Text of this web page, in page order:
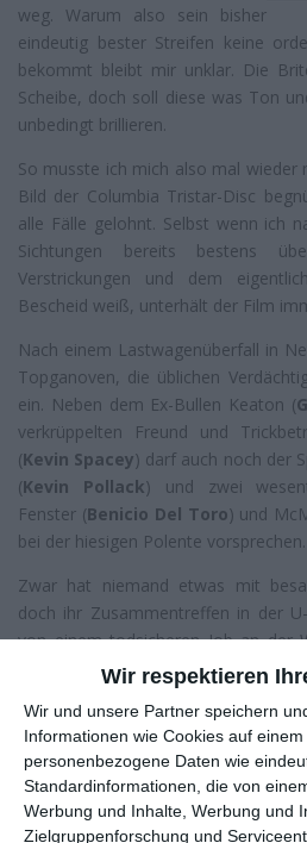
Wir respektieren
Wir und unsere Partner speichern
Informationen wie Cookies auf
personenbezogene Daten wie
Standardinformationen, die von
Werbung und Inhalte, Werbung und
Zielgruppenforschung und
weg. Warum also sein bisher
eindeutig bester Streifen keine
bekommt bleibt mir unklar. Die
Scheibe, doch soll diese was Ton
unbedingt brillieren.
So musste ich mich also mal
Bild der Columbia Tristar-Disc
alle Fälle gelohnt. Selbst wenn ich
Sichtungen bereits bestens
Verstrickungen und dem
Bescheid weiß, unterhält der Film
Nach einem Lastwagenüberfall in
Topganoven, die üblichen
ein. Neben dem Ex-Bullen Keaton (
verkrüppelten Freund und
(Kevin Spacey) darf auch noch der
(Kevin Pollack) und zwei
Fenster (Benicio Del Toro) und
bei der hiesigen Polente vorsprechen.
Zwar hat niemand etwas mit
doch ihr Zusammentreffen in der
von einem todsicheren Job an der
dem keiner der Anwesenden
Kontaktmann in Los Angeles, Redfoot
sie nach getaner Arbeit zum
Pete Postlethwaite). Von
einen weiteren Job, doch diesmal
Angebot sondern um einen
dass sie alle durch diverseste